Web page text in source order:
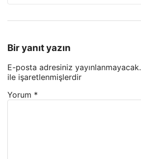
Bir yanıt yazın
E-posta adresiniz yayınlanmayacak.
ile işaretlenmişlerdir
Yorum *